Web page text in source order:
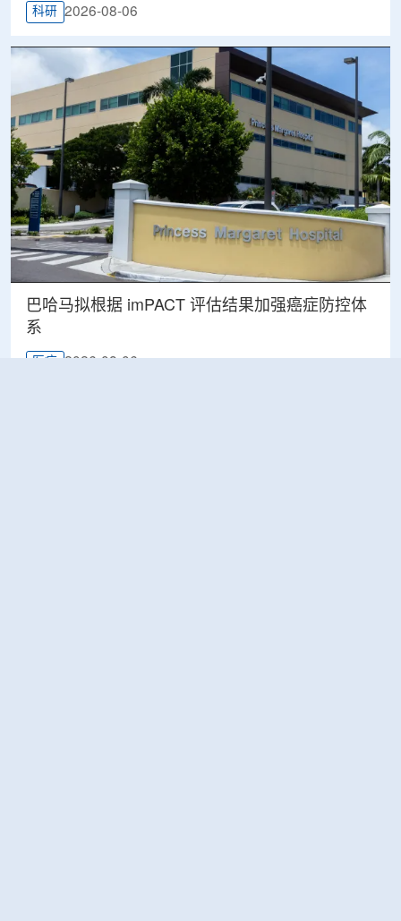
科研 2026-08-06
巴哈马拟根据 imPACT 评估结果加强癌症防控体
系
医疗 2026-08-06